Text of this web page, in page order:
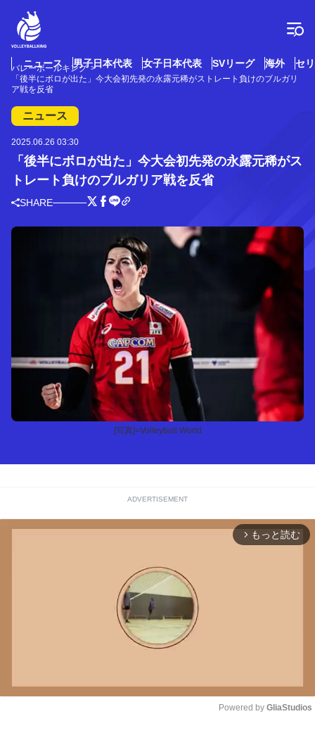
ニュース 男子日本代表 女子日本代表 SVリーグ 海外 セ
バレーボールキング
「後半にボロが出た」今大会初先発の永露元稀がストレート負けのブルガリ
ア戦を反省
ニュース
2025.06.26 03:30
「後半にボロが出た」今大会初先発の永露元稀がス
トレート負けのブルガリア戦を反省
SHARE
[写真]=Volleyball World
ADVERTISEMENT
arrow_forward_ios もっと読む
Powered by GliaStudios